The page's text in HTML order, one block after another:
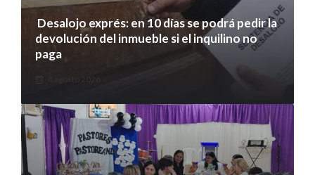
Desalojo exprés: en 10 días se podrá pedir la
devolución del inmueble si el inquilino no
paga